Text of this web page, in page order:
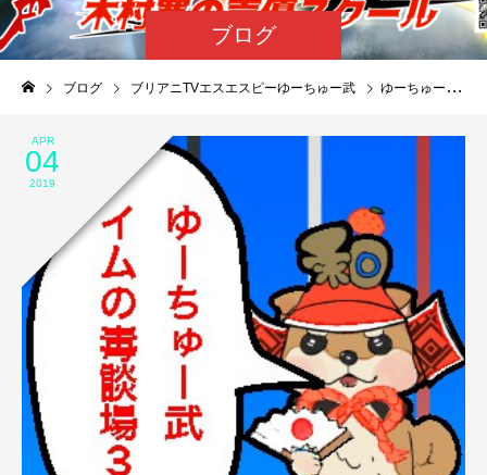
ブログ
ブログ ブリアニTVエスエスピーゆーちゅー武 ゆーちゅー武_イムの毒談場_３７
APR
04
2019